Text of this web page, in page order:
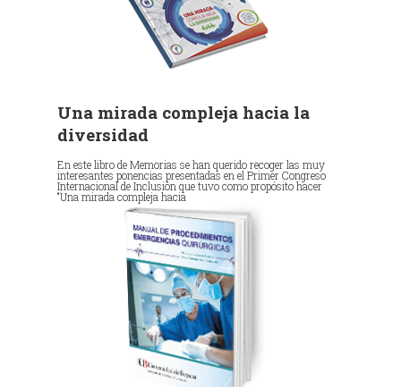
Una mirada compleja hacia la
diversidad
En este libro de Memorias se han querido recoger las muy
interesantes ponencias presentadas en el Primer Congreso
Internacional de Inclusión que tuvo como propósito hacer
“Una mirada compleja hacia